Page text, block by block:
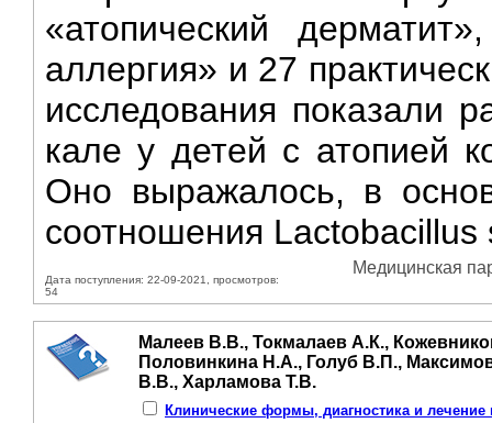
«атопический
аллергия» и 27
исследования показали
кале у детей с атопией
Оно выражалось, в
соотношения
Дата поступления: 22-09-2021, просмотров:
54
Медицинская
Малеев В.В., Токмалаев А.К.,
Половинкина Н.А., Голуб В.П.,
В.В., Харламова Т.В.
Клинические формы, диагностика и